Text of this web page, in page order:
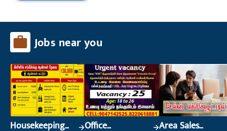
Jobs near you
Housekeeping Office Area Sales